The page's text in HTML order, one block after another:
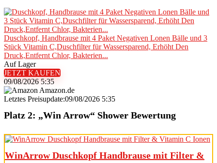
Duschkopf, Handbrause mit 4 Paket Negativen Lonen Bälle und 3
Stück Vitamin C,Duschfilter für Wassersparend, Erhöht Den
Druck,Entfernt Chlor, Bakterien...
Auf Lager
JETZT KAUFEN
09/08/2026 5:35
Amazon.de
Letztes Preisupdate:09/08/2026 5:35
Platz 2: „Win Arrow“ Shower Bewertung
WinArrow Duschkopf Handbrause mit Filter &